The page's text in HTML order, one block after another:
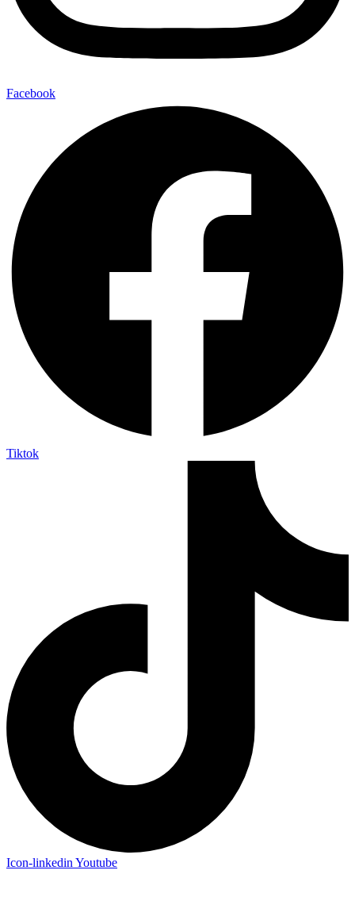
Facebook
Tiktok
Icon-linkedin Youtube